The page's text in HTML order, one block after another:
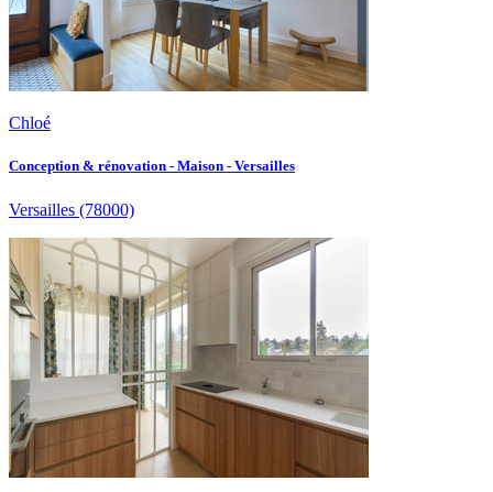
Chloé
Conception & rénovation - Maison - Versailles
Versailles (78000)